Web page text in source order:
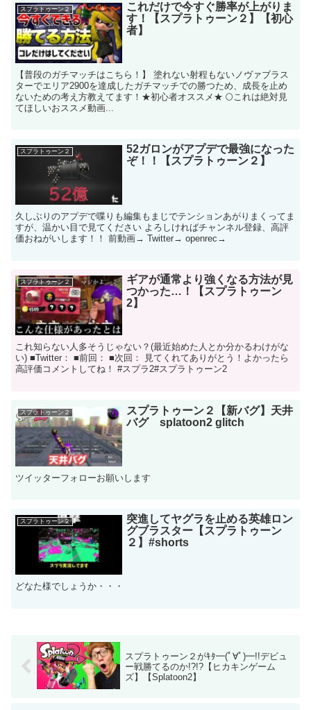
スプラトゥーン２
これだけで今すぐ勝率が上がりま
す！【スプラトゥーン２】【初心
者】
【普段のガチマッチはこちら！】 塗れない射程もないノヴァブラス
ターでエリア2900を達成したガチマッチでの勝つため、成長を止め
ないための考え方教えてます！ ​ ★初心者オススメ★ 🌕これは絶対見
てほしいおススメ動画...
スプラトゥーン２
52ガロンがアプデで最強になった
ぞ！！【スプラトゥーン２】
久しぶりのアプデで喋りも編集もまじでテンションあがりまくってま
すが、温かい目で見てください よろしければチャンネル登録、高評
価おねがいします！！ 前動画→ Twitter→ openrec→
スプラトゥーン２
ギアが通常より強くなる方法が見
つかった…！【スプラトゥーン
2】
これ知らない人多そうじゃない？(最近始めた人とか分かるわけがな
い) ■Twitter： ■前回： ■次回： 見てくれてありがとう！よかったら
高評価コメントしてね！ #スプラ2#スプラトゥーン2
スプラトゥーン２
スプラトゥーン２【新バグ】天井
バグ splatoon2 glitch
ツイッターフォローお願いします
スプラトゥーン２
突進してヤグラを止める英雄ロン
グブラスター【スプラトゥーン
２】#shorts
どなた様でしょうか・・・
スプラトゥーン２がｷﾀ━(ﾟ∀ﾟ)━!!デビュ
ー戦勝てるのか!?!?【ヒカキンゲーム
ズ】【Splatoon2】